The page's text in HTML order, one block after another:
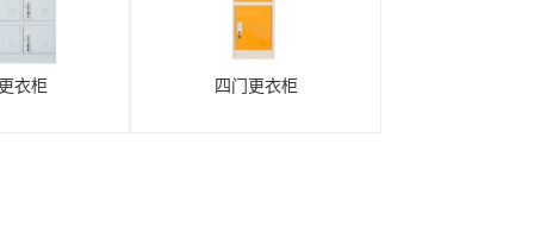
衣柜 四门更衣柜